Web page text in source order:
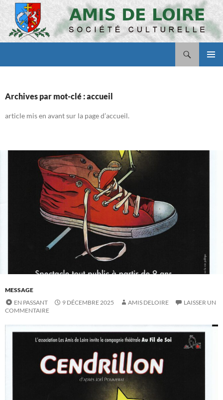
Aller
contenu
Archives par mot-clé : accueil
article mis en avant sur la page d’accueil.
MESSAGE
EN PASSANT
9 DÉCEMBRE 2025 AMIS DELOIRE
LAISSER UN
COMMENTAIRE